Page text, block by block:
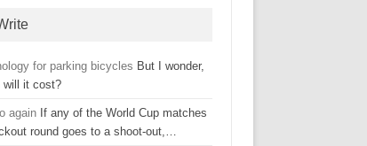
for parking bicycles But I wonder,
will it cost?
again If any of the World Cup matches
round goes to a shoot-out,…